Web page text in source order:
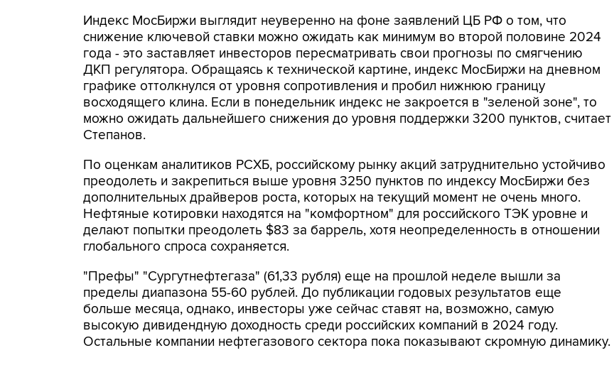
Индекс МосБиржи выглядит неуверенно на фоне заявлений ЦБ РФ о том, что
снижение ключевой ставки можно ожидать как минимум во второй половине 2024
года - это заставляет инвесторов пересматривать свои прогнозы по смягчению
ДКП регулятора. Обращаясь к технической картине, индекс МосБиржи на дневном
графике оттолкнулся от уровня сопротивления и пробил нижнюю границу
восходящего клина. Если в понедельник индекс не закроется в "зеленой зоне", то
можно ожидать дальнейшего снижения до уровня поддержки 3200 пунктов, считает
Степанов.
По оценкам аналитиков РСХБ, российскому рынку акций затруднительно устойчиво
преодолеть и закрепиться выше уровня 3250 пунктов по индексу МосБиржи без
дополнительных драйверов роста, которых на текущий момент не очень много.
Нефтяные котировки находятся на "комфортном" для российского ТЭК уровне и
делают попытки преодолеть $83 за баррель, хотя неопределенность в отношении
глобального спроса сохраняется.
"Префы" "Сургутнефтегаза" (61,33 рубля) еще на прошлой неделе вышли за
пределы диапазона 55-60 рублей. До публикации годовых результатов еще
больше месяца, однако, инвесторы уже сейчас ставят на, возможно, самую
высокую дивидендную доходность среди российских компаний в 2024 году.
Остальные компании нефтегазового сектора пока показывают скромную динамику.